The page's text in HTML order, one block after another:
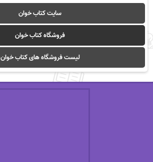
سایت کتاب خوان
فروشگاه کتاب خوان
لیست فروشگاه های کتاب خوان